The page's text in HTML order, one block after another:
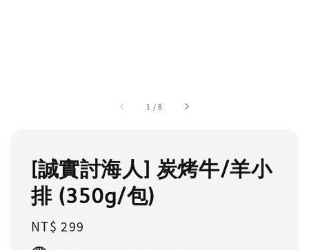
1 /8
[誠實討海人] 炭烤牛/羊小
排 (350g/包)
Regular
price
NT$ 299